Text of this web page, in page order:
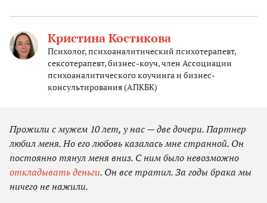
Кристина Костикова
Психолог, психоаналитический психотерапевт,
сексотерапевт, бизнес-коуч, член Ассоциации
психоаналитического коучинга и бизнес-
консультирования (АПКБК)
Прожили с мужем 10 лет, у нас — две дочери. Партнер
любил меня. Но его любовь казалась мне странной. Он
постоянно тянул меня вниз. С ним было невозможно
откладывать деньги. Он все тратил. За годы брака мы
ничего не нажили.